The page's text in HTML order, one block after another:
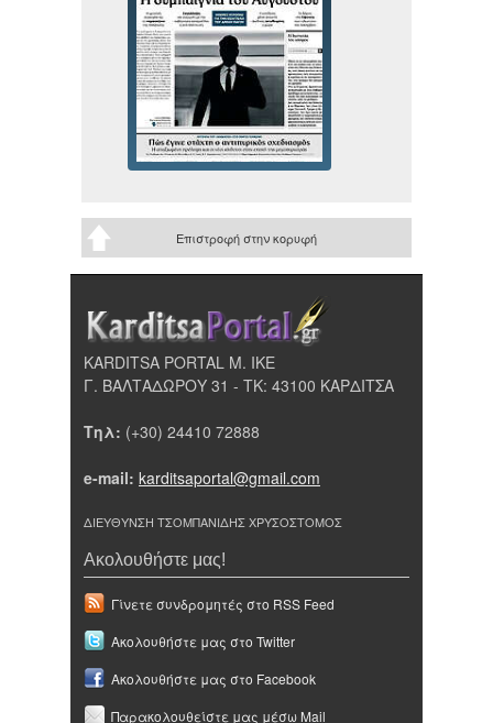
Επιστροφή στην κορυφή
KARDITSA PORTAL Μ. ΙΚΕ
Γ. ΒΑΛΤΑΔΩΡΟΥ 31 - ΤΚ: 43100 ΚΑΡΔΙΤΣΑ
Τηλ: (+30) 24410 72888
e-mail: karditsaportal@gmail.com
ΔΙΕΥΘΥΝΣΗ ΤΣΟΜΠΑΝΙΔΗΣ ΧΡΥΣΟΣΤΟΜΟΣ
Ακολουθήστε μας!
Γίνετε συνδρομητές στο RSS Feed
Ακολουθήστε μας στο Twitter
Ακολουθήστε μας στο Facebook
Παρακολουθείστε μας μέσω Mail